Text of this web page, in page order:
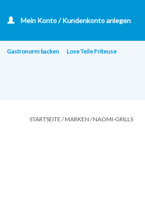
Mein Konto / Kundenkonto anlegen
Gastronorm backen Lose Teile Friteuse
STARTSEITE /MARKEN /NAOMI-GRILLS